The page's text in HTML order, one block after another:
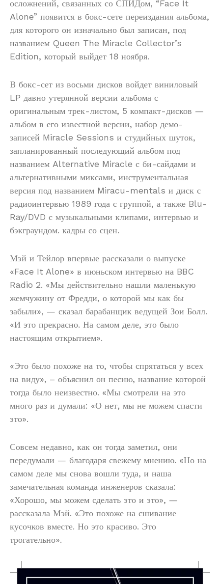
осложнений, связанных со СПИДом, “Face It
Alone” появится в бокс-сете переиздания альбома,
для которого он изначально был записан, под
названием Queen The Miracle Collector’s
Edition, который выйдет 18 ноября.
В бокс-сет из восьми дисков войдет виниловый
LP давно утерянной версии альбома с
оригинальным трек-листом, 5 компакт-дисков —
альбом в его известной версии, набор демо-
записей Miracle Sessions и студийных шуток,
запланированный последующий альбом под
названием Alternative Miracle с би-сайдами и
альтернативными миксами, инструментальная
версия под названием Miracu-mentals и диск с
радиоинтервью 1989 года с группой, а также Blu-
Ray/DVD с музыкальными клипами, интервью и
бэкграундом. кадры со сцен.
Мэй и Тейлор впервые рассказали о выпуске
«Face It Alone» в июньском интервью на BBC
Radio 2. «Мы действительно нашли маленькую
жемчужину от Фредди, о которой мы как бы
забыли», — сказал барабанщик ведущей Зои Болл.
«И это прекрасно. На самом деле, это было
настоящим открытием».
«Это было похоже на то, чтобы спрятаться у всех
на виду», – объяснил он песню, название которой
тогда было неизвестно. «Мы смотрели на это
много раз и думали: «О нет, мы не можем спасти
это».
Совсем недавно, как он тогда заметил, они
передумали — благодаря свежему мнению. «Но на
самом деле мы снова вошли туда, и наша
замечательная команда инженеров сказала:
«Хорошо, мы можем сделать это и это», —
рассказала Мэй. «Это похоже на сшивание
кусочков вместе. Но это красиво. Это
трогательно».